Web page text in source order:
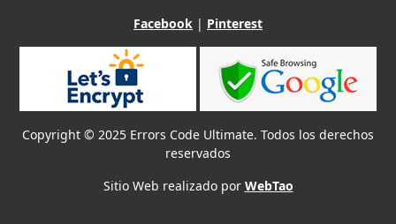
Facebook | Pinterest
Copyright © 2025 Errors Code Ultimate. Todos los derechos
reservados
Sitio Web realizado por WebTao